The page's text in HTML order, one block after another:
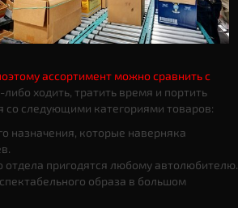
ассортимент можно сравнить с
ходить, тратить время и портить
со следующими категориями товаров:
назначения, которые наверняка
отдела пригодятся любому автолюбителю.
образа в большом